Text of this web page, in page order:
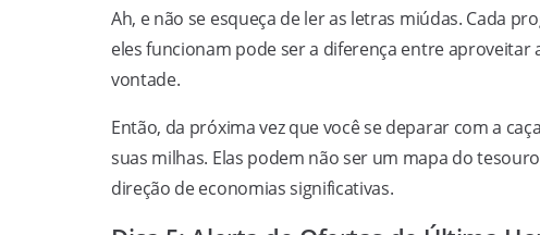
Ah, e não se esqueça de ler as letras miúdas. Cada
eles funcionam pode ser a diferença entre
vontade.
Então, da próxima vez que você se deparar com a
suas milhas. Elas podem não ser um mapa do
direção de economias significativas.